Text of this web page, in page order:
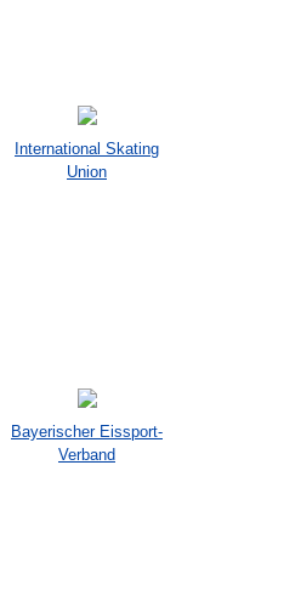
International Skating
Union
Bayerischer Eissport-
Verband